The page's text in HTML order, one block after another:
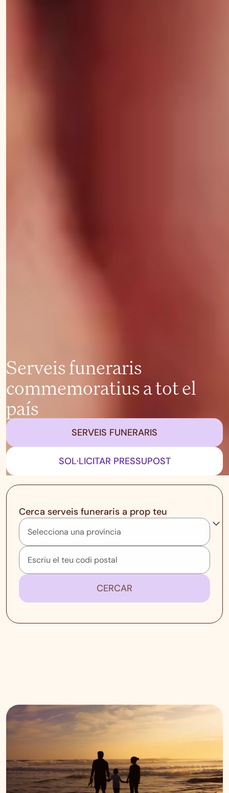
Serveis funeraris
commemoratius a tot el
país
SOL·LICITAR PRESSUPOST
SERVEIS FUNERARIS
Cerca serveis funeraris a prop teu
CERCAR